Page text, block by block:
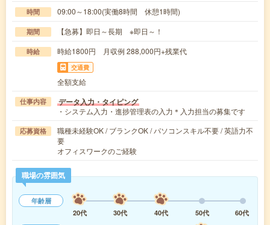
時間 09:00～18:00(実働8時間 休憩1時間)
期間 【急募】即日～長期 ※即日～！
時給 時給1800円 月収例 288,000円+残業代
交通費
全額支給
仕事内容 データ入力・タイピング
・システム入力・進捗管理表の入力＊入力担当の募集です
応募資格
職種未経験OK / ブランクOK / パソコンスキル不要 / 英語力不
要
オフィスワークのご経験
職場の雰囲気
年齢層
20代
30代 40代 50代
60代